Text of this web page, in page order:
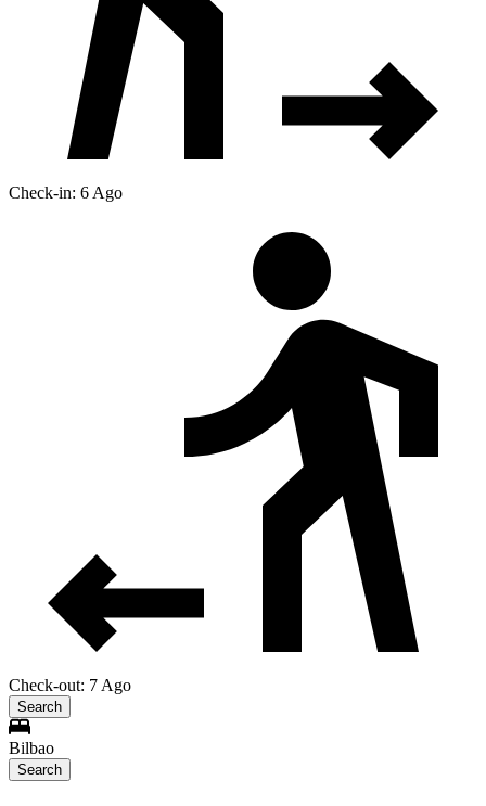
Check-in: 6 Ago
Check-out: 7 Ago
Search
Bilbao
Search